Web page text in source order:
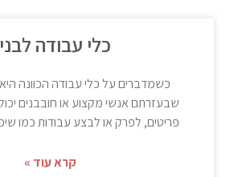
כלי עבודה
כשמדברים על כלי עבודה הכוונה
שבעזרתם אנשי מקצוע או חובבנים
פריטים, לפרק או לבצע עבודות כמו
קרא עוד »